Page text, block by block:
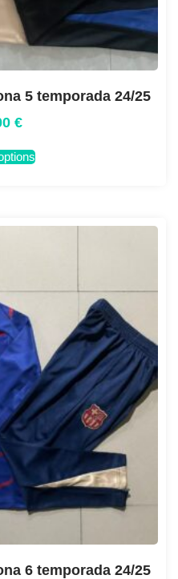
5 temporada 24/25
€
6 temporada 24/25